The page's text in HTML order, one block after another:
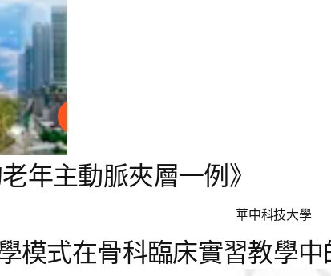
年主動脈夾層一例》
華中科技大學
模式在骨科臨床實習教學